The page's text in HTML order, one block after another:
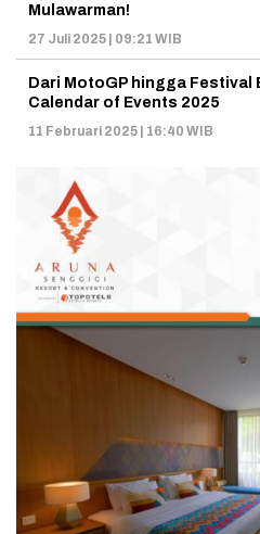
Mulawarman!
27 Juli 2025 | 09:21 WIB
Dari MotoGP hingga Festival
Calendar of Events 2025
11 Februari 2025 | 16:40 WIB